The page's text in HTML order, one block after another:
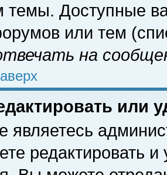
темы. Доступные
или тем
на
или
являетесь
редактировать и